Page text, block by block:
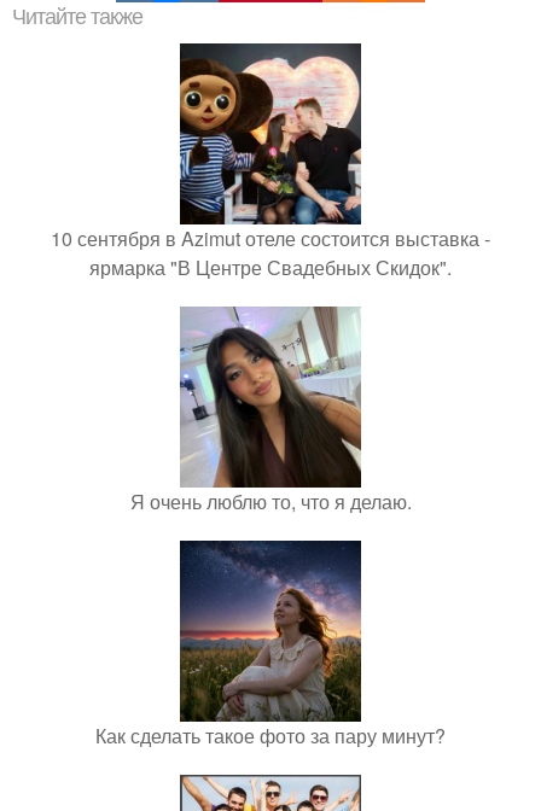
Читайте также
10 сентября в Azimut отеле состоится выставка -
ярмарка "В Центре Свадебных Скидок".
Я очень люблю то, что я делаю.
Как сделать такое фото за пару минут?